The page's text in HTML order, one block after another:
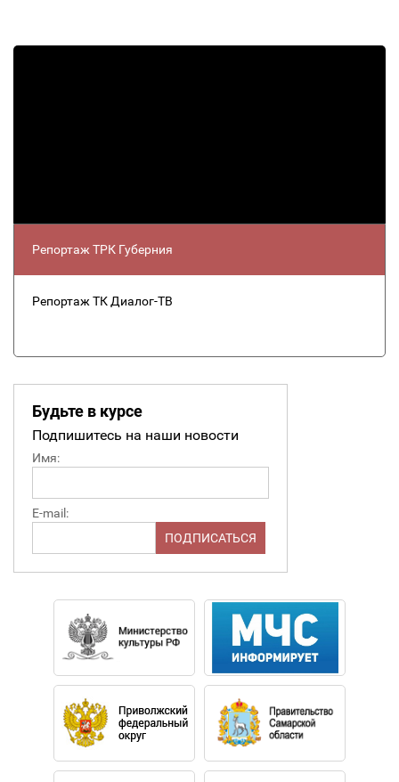
Репортаж ТРК Губерния
Репортаж ТК Диалог-ТВ
Будьте в курсе
Подпишитесь на наши новости
Имя:
E-mail: